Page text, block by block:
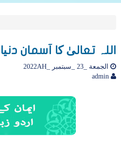
اللہ تعالیٰ کا آسمان
الجمعة _23 _سبتمبر _2022AH